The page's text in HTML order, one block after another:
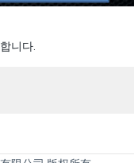
니다.